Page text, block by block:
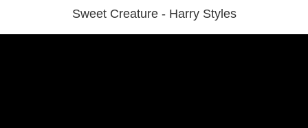
Sweet Creature - Harry Styles